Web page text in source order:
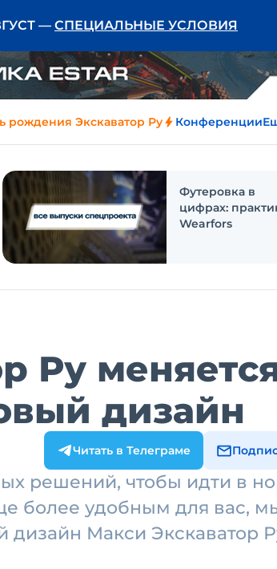
— СПЕЦИАЛЬНЫЕ УСЛОВИЯ
рождения Экскаватор Ру Конференции
Футеровка в
цифрах:
Wearfors
Ру
дизайн
Читать в Телеграме
решений, чтобы идти в
более удобным для вас,
дизайн Макси Экскаватор